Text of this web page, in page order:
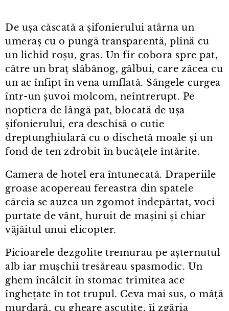
De ușa căscată a șifonierului atârna un
umeraș cu o pungă transparentă, plină cu
un lichid roșu, gras. Un fir cobora spre pat,
către un braț slăbănog, gălbui, care zăcea cu
un ac înfipt în vena umflată. Sângele curgea
într⁠-⁠un șuvoi molcom, neîntrerupt. Pe
noptiera de lângă pat, blocată de ușa
șifonierului, era deschisă o cutie
dreptunghiulară cu o dischetă moale și un
fond de ten zdrobit în bucățele întărite.
Camera de hotel era întunecată. Draperiile
groase acopereau fereastra din spatele
căreia se auzea un zgomot îndepărtat, voci
purtate de vânt, huruit de mașini și chiar
vâjâitul unui elicopter.
Picioarele dezgolite tremurau pe așternutul
alb iar mușchii tresăreau spasmodic. Un
ghem încâlcit în stomac trimitea ace
înghețate în tot trupul. Ceva mai sus, o mâță
murdară, cu gheare ascuțite, îi zgâria